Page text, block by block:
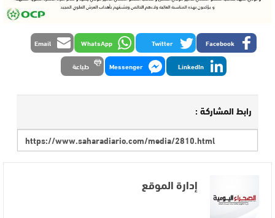
Facebook
Twitter
WhatsApp
Email
LinkedIn
Messenger طباعة
رابط المشاركة :
إدارة الموقع